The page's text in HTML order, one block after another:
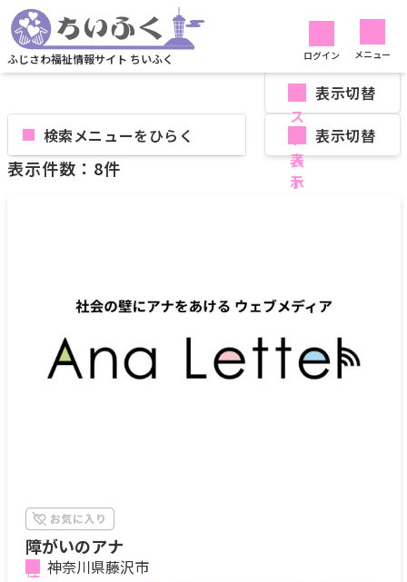
ふじさわ福祉情報サイト ちいふく ログイン メニュー
リストから探す
社会資源
イベント
リストから探す
表示切替
検索メニューを
表示切替
表示件数：8件
障がいのアナ
神奈川県藤沢市